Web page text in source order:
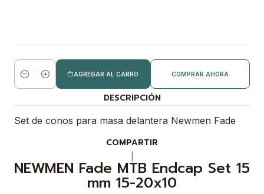
Cantidad
AGREGAR AL CARRO COMPRAR AHORA
DESCRIPCIÓN
Set de conos para masa delantera Newmen Fade
COMPARTIR
NEWMEN Fade MTB Endcap Set 15
mm 15-20x10